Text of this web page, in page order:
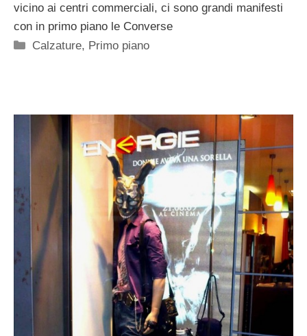
vicino ai centri commerciali, ci sono grandi manifesti
con in primo piano le Converse
Categorie
Calzature, Primo piano